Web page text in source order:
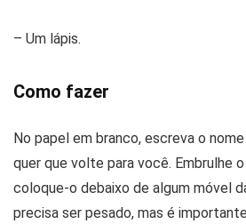
– Um lápis.
Como fazer
No papel em branco, escreva o
quer que volte para você. Embrulhe
coloque-o debaixo de algum móvel
precisa ser pesado, mas é